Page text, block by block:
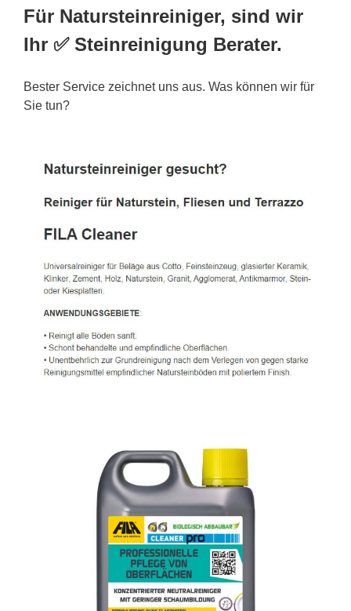
Für Natursteinreiniger, sind wir
Ihr ✅ Steinreinigung Berater.
Bester Service zeichnet uns aus. Was können wir für
Sie tun?